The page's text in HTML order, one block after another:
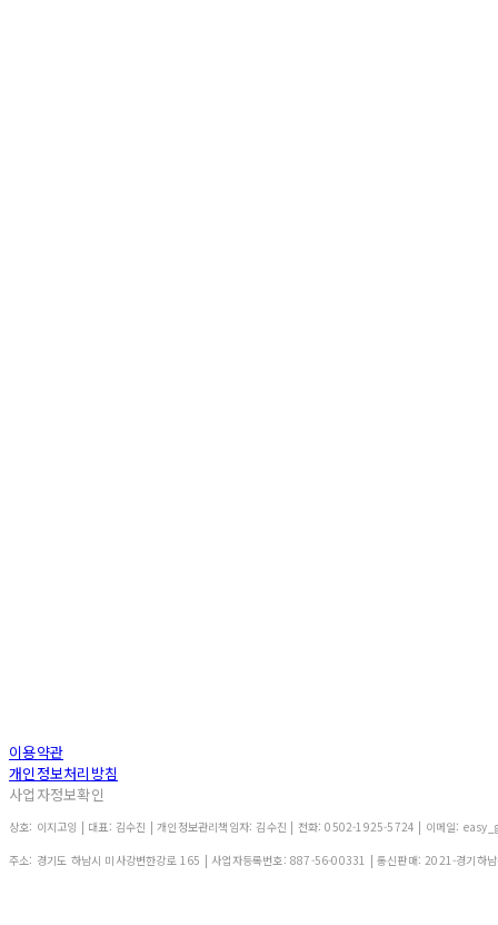
이용약관
개인정보처리방침
사업자정보확인
상호: 이지고잉 | 대표: 김수진 | 개인정보관리책임자: 김수진 | 전화: 0502-1925-5724 | 이메일:
주소: 경기도 하남시 미사강변한강로 165 | 사업자등록번호: 887-56-00331 | 통신판매:2021-경기하